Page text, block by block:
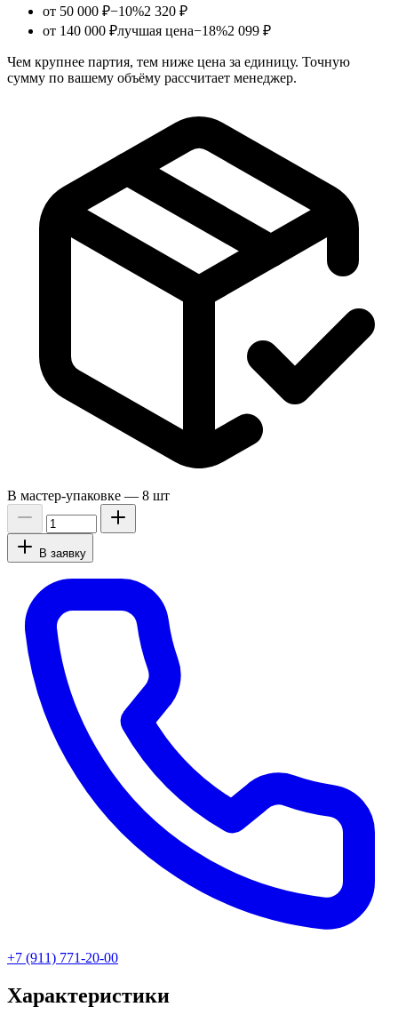
от 50 000 ₽−10%2 320 ₽
от 140 000 ₽лучшая цена−18%2 099 ₽
Чем крупнее партия, тем ниже цена за единицу. Точную
сумму по вашему объёму рассчитает менеджер.
В мастер-упаковке — 8 шт
В заявку
+7 (911) 771-20-00
Характеристики